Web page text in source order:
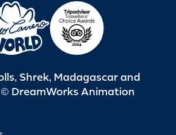
Shrek, Madagascar and
DreamWorks Animation